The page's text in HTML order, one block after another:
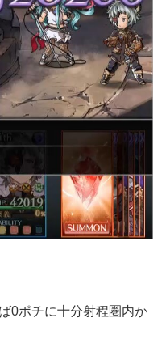
0ポチに十分射程圏内か